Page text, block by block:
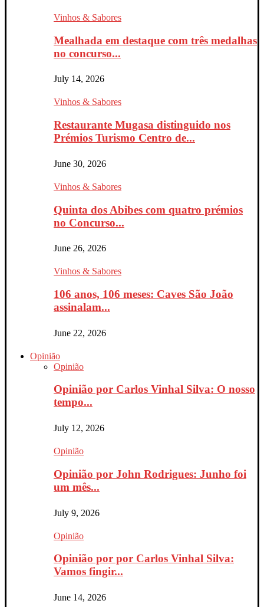
Vinhos & Sabores
Mealhada em destaque com três medalhas
no concurso...
July 14, 2026
Vinhos & Sabores
Restaurante Mugasa distinguido nos
Prémios Turismo Centro de...
June 30, 2026
Vinhos & Sabores
Quinta dos Abibes com quatro prémios
no Concurso...
June 26, 2026
Vinhos & Sabores
106 anos, 106 meses: Caves São João
assinalam...
June 22, 2026
Opinião
Opinião
Opinião por Carlos Vinhal Silva: O nosso
tempo...
July 12, 2026
Opinião
Opinião por John Rodrigues: Junho foi
um mês...
July 9, 2026
Opinião
Opinião por por Carlos Vinhal Silva:
Vamos fingir...
June 14, 2026